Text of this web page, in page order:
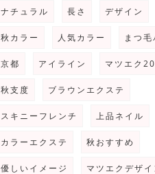
ナチュラル 長さ デザイン
秋カラー 人気カラー まつ毛
京都 アイライン マツエク
秋支度 ブラウンエクステ
スキニーフレンチ 上品ネイル
カラーエクステ 秋おすすめ
優しいイメージ マツエクデザイ